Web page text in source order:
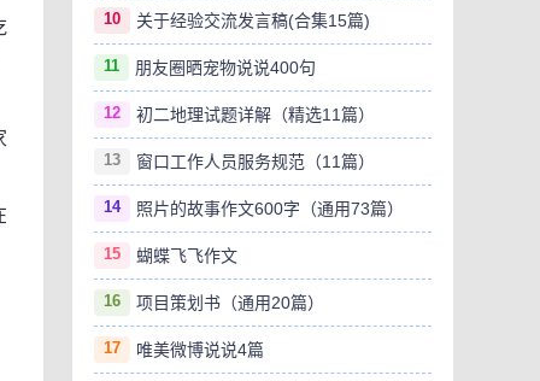
10 关于经验交流发言稿(合集15篇)
11 朋友圈晒宠物说说400句
12 初二地理试题详解（精选11篇）
13 窗口工作人员服务规范（11篇）
14 照片的故事作文600字（通用73篇）
15 蝴蝶飞飞作文
16 项目策划书（通用20篇）
17 唯美微博说说4篇